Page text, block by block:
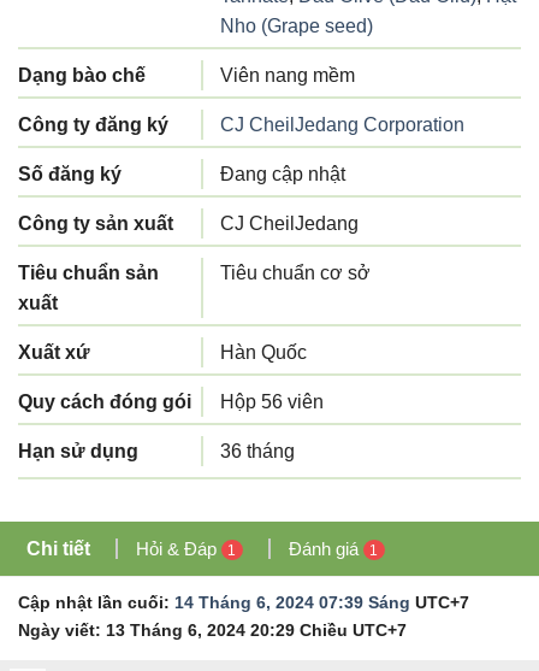
Nho (Grape seed)
Dạng bào chế Viên nang mềm
Công ty đăng ký CJ CheilJedang Corporation
Số đăng ký Đang cập nhật
Công ty sản xuất CJ CheilJedang
Tiêu chuẩn sản
xuất
Tiêu chuẩn cơ sở
Xuất xứ Hàn Quốc
Quy cách đóng gói Hộp 56 viên
Hạn sử dụng 36 tháng
Chi tiết Hỏi & Đáp 1 Đánh giá 1
Cập nhật lần cuối: 14 Tháng 6, 2024 07:39 Sáng UTC+7
Ngày viết: 13 Tháng 6, 2024 20:29 Chiều UTC+7